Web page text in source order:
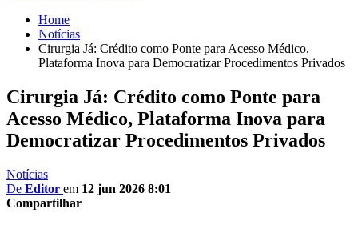
Home
Notícias
Cirurgia Já: Crédito como Ponte para Acesso Médico,
Plataforma Inova para Democratizar Procedimentos Privados
Cirurgia Já: Crédito como Ponte para
Acesso Médico, Plataforma Inova para
Democratizar Procedimentos Privados
Notícias
De Editor em 12 jun 2026 8:01
Compartilhar